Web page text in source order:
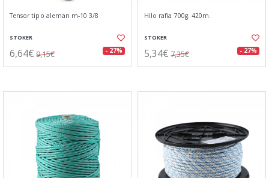
Tensor tipo aleman m-10 3/8
STOKER
6,64€ 9,15€ - 27%
Hilo rafia 700g. 420m.
STOKER
5,34€ 7,35€ - 27%